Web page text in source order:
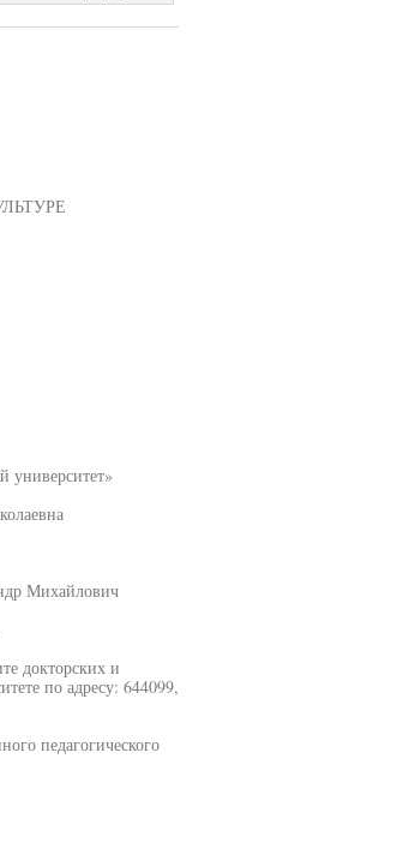
университет»
Михайлович
докторских и
по адресу: 644099,
педагогического